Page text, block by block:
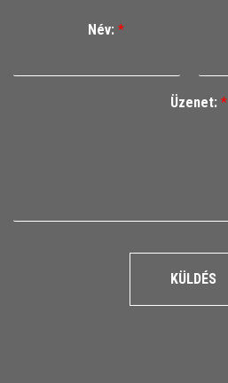
Név: *
Üzenet: *
KÜLDÉS